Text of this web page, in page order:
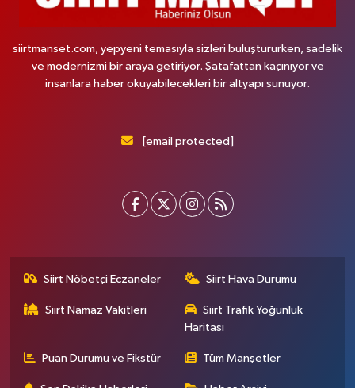
siirtmanset.com, yepyeni temasıyla sizleri buluştururken, sadelik
ve modernizmi bir araya getiriyor. Şatafattan kaçınıyor ve
insanlara haber okuyabilecekleri bir altyapı sunuyor.
[email protected]
Siirt Nöbetçi Eczaneler Siirt Hava Durumu
Siirt Namaz Vakitleri
Siirt Trafik Yoğunluk
Haritası
Puan Durumu ve Fikstür Tüm Manşetler